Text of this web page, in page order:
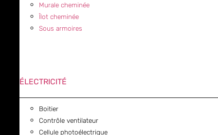
Murale cheminée
Îlot cheminée
Sous armoires
ÉLECTRICITÉ
Boitier
Contrôle ventilateur
Cellule photoélectrique